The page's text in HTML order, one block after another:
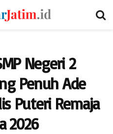
Negeri 2
Penuh Ade
Puteri Remaja
2026